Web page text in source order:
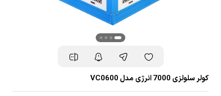
کولر سلولزی 7000 انرژی مدل VC0600